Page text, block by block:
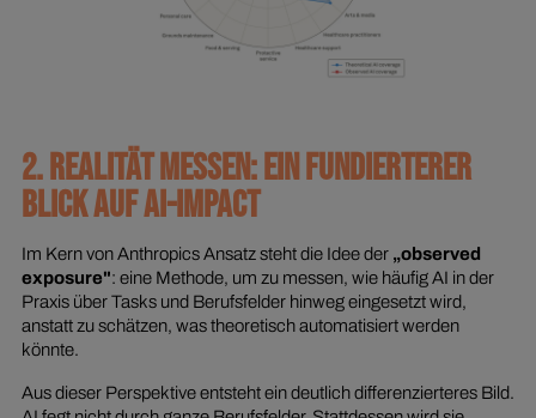
2. REALITÄT MESSEN: EIN FUNDIERTERER
BLICK AUF AI-IMPACT
Im Kern von Anthropics Ansatz steht die Idee der „observed
exposure": eine Methode, um zu messen, wie häufig AI in der
Praxis über Tasks und Berufsfelder hinweg eingesetzt wird,
anstatt zu schätzen, was theoretisch automatisiert werden
könnte.
Aus dieser Perspektive entsteht ein deutlich differenzierteres Bild.